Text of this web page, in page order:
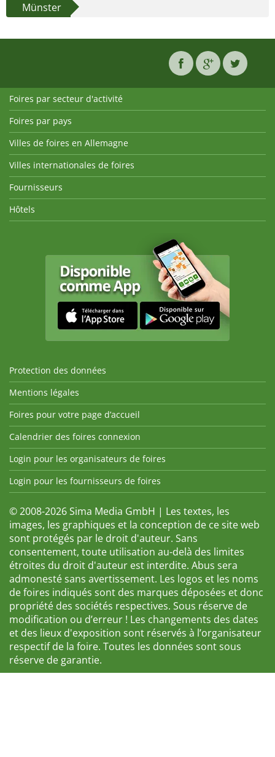
Münster
Foires par secteur d'activité
Foires par pays
Villes de foires en Allemagne
Villes internationales de foires
Fournisseurs
Hôtels
Protection des données
Mentions légales
Foires pour votre page d’accueil
Calendrier des foires connexion
Login pour les organisateurs de foires
Login pour les fournisseurs de foires
© 2008-2026 Sima Media GmbH | Les textes, les
images, les graphiques et la conception de ce site web
sont protégés par le droit d'auteur. Sans
consentement, toute utilisation au-delà des limites
étroites du droit d'auteur est interdite. Abus sera
admonesté sans avertissement. Les logos et les noms
de foires indiqués sont des marques déposées et donc
propriété des sociétés respectives. Sous réserve de
modification ou d’erreur ! Les changements des dates
et des lieux d'exposition sont réservés à l’organisateur
respectif de la foire. Toutes les données sont sous
réserve de garantie.